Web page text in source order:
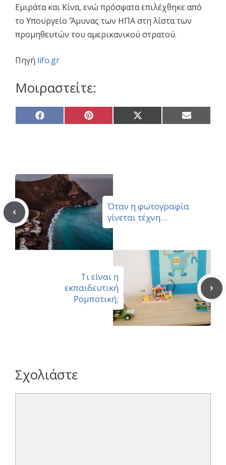
Εμιράτα και Κίνα, ενώ πρόσφατα επιλέχθηκε από
το Υπουργείο ‘Άμυνας των ΗΠΑ στη λίστα των
προμηθευτών του αμερικανικού στρατού.
Πηγή lifo.gr
Μοιραστείτε:
Share
on
Share
on
Share
on
Share
on
Όταν η φωτογραφία
γίνεται τέχνη…
Τι είναι η
εκπαιδευτική
Ρομποτική;
Σχολιάστε